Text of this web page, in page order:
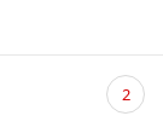
댓
글 2